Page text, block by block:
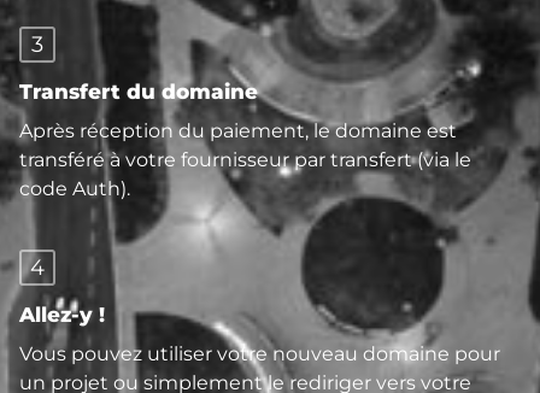
3
Transfert du domaine
Après réception du paiement, le domaine est
transféré à votre fournisseur par transfert (via le
code Auth).
4
Allez-y !
Vous pouvez utiliser votre nouveau domaine pour
un projet ou simplement le rediriger vers votre